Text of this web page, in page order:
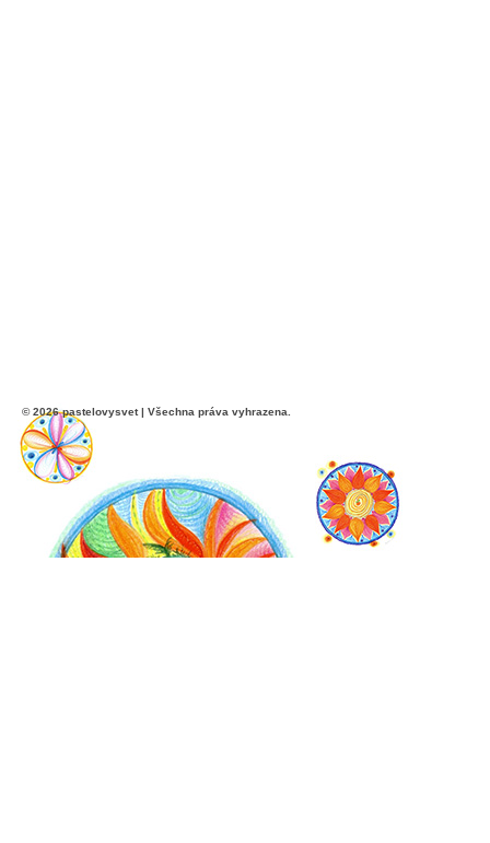
© 2026 pastelovysvet | Všechna práva vyhrazena.